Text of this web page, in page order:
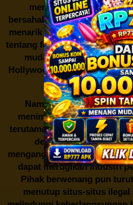
membayar biaya
bersahabat dan koleksi film
menarik minat banyak orang
tentang fenomena ini.
mudah mencari film
Hollywood terbaru, drama
produksi film lokal
Namun, seperti halnya
menimbulkan kontroversi
terutama produsen film dan
dengan maraknya
menganggapnya sebagai
dapat merugikan industri
Pihak berwenang pun
menutup situs-situs ilegal